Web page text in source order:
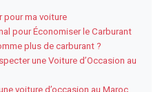
pour ma voiture
pour Économiser le Carburant
plus de carburant ?
une Voiture d’Occasion au
voiture d’occasion au Maroc